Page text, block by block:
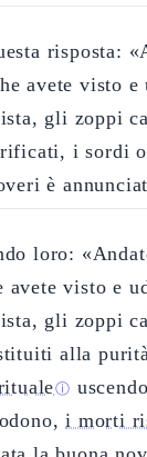
risposta:
avete visto
gli zoppi
i sordi
è
loro:
avete visto e
gli zoppi
alla
ⓘ
i morti